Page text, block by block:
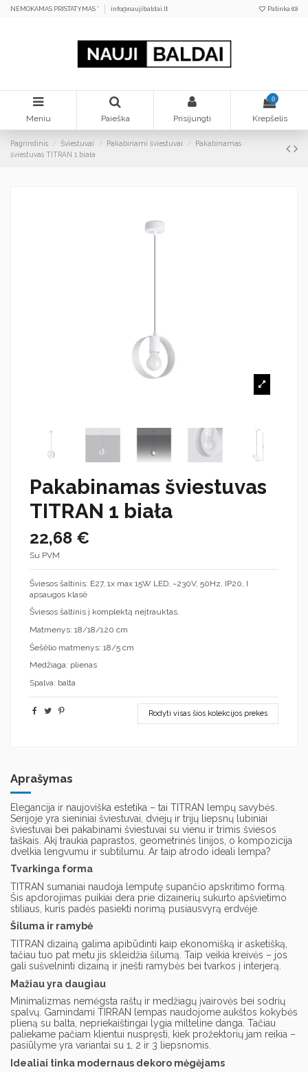
NEMOKAMAS PRISTATYMAS * info@naujibaldai.lt Patinka (0)
Meniu Paieška Prisijungti
0
Krepšelis
Pagrindinis Šviestuvai Pakabinami šviestuvai
Pakabinamas
šviestuvas TITRAN 1 biała
Pakabinamas šviestuvas
TITRAN 1 biała
22,68 €
Su PVM
Šviesos šaltinis: E27, 1x max 15W LED, ~230V, 50Hz, IP20, I
apsaugos klasė
Šviesos šaltinis į komplektą neįtrauktas.
Matmenys: 18/18/120 cm
Šešėlio matmenys: 18/5 cm
Medžiaga: plienas
Spalva: balta
Rodyti visas šios kolekcijos prekes
Aprašymas
Elegancija ir naujoviška estetika – tai TITRAN lempų savybės.
Serijoje yra sieniniai šviestuvai, dviejų ir trijų liepsnų lubiniai
šviestuvai bei pakabinami šviestuvai su vienu ir trimis šviesos
taškais. Akį traukia paprastos, geometrinės linijos, o kompozicija
dvelkia lengvumu ir subtilumu. Ar taip atrodo ideali lempa?
Tvarkinga forma
TITRAN sumaniai naudoja lemputę supančio apskritimo formą.
Šis apdorojimas puikiai dera prie dizainerių sukurto apšvietimo
stiliaus, kuris padės pasiekti norimą pusiausvyrą erdvėje.
Šiluma ir ramybė
TITRAN dizainą galima apibūdinti kaip ekonomišką ir asketišką,
tačiau tuo pat metu jis skleidžia šilumą. Taip veikia kreivės – jos
gali sušvelninti dizainą ir įnešti ramybės bei tvarkos į interjerą.
Mažiau yra daugiau
Minimalizmas nemėgsta raštų ir medžiagų įvairovės bei sodrių
spalvų. Gamindami TIRRAN lempas naudojome aukštos kokybės
plieną su balta, nepriekaištingai lygia milteline danga. Tačiau
paliekame pačiam klientui nuspręsti, kiek prožektorių jam reikia –
pasiūlyme yra variantai su 1, 2 ir 3 liepsnomis.
Idealiai tinka modernaus dekoro mėgėjams